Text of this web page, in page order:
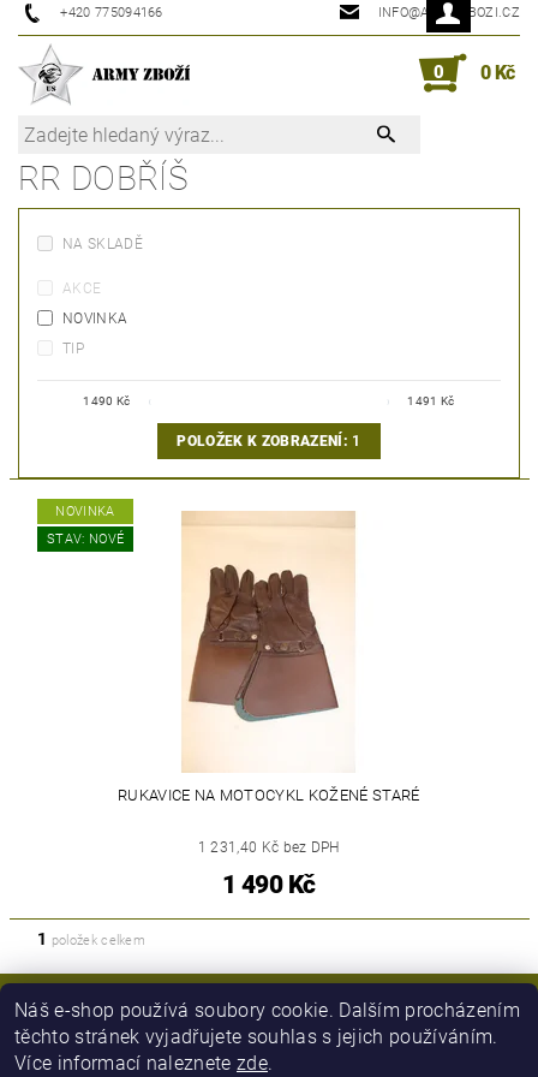
+420 775094166 INFO@ARMYZBOZI.CZ
0 0 Kč
RR DOBŘÍŠ
NA SKLADĚ
AKCE
NOVINKA
TIP
1490 Kč 1491 Kč
POLOŽEK K ZOBRAZENÍ: 1
NOVINKA
STAV: NOVÉ
RUKAVICE NA MOTOCYKL KOŽENÉ STARÉ
1 231,40 Kč bez DPH
1 490 Kč
1 položek celkem
Náš e-shop používá soubory cookie. Dalším procházením
těchto stránek vyjadřujete souhlas s jejich používáním.
Více informací naleznetezde.